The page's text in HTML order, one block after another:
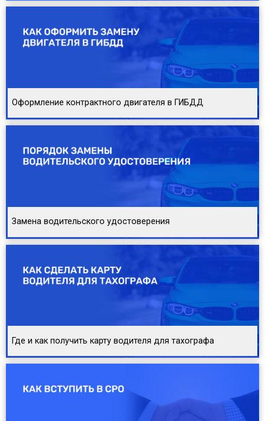
Оформление контрактного двигателя в ГИБДД
Замена водительского удостоверения
Где и как получить карту водителя для тахографа